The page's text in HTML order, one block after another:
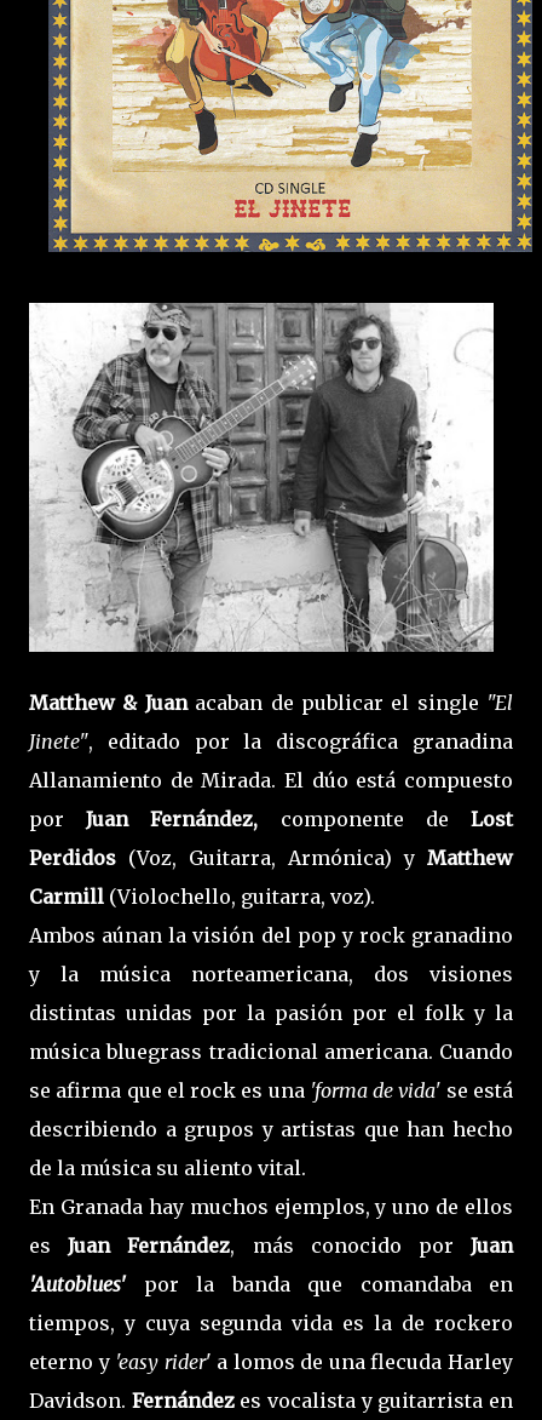
Matthew & Juanacaban de publicar el single "El
Jinete", editado por la discográfica granadina
Allanamiento de Mirada. El dúo está compuesto
por Juan Fernández, componente de Lost
Perdidos (Voz, Guitarra, Armónica) y Matthew
Carmill (Violochello, guitarra, voz).
Ambos aúnan la visión del pop y rock granadino
y la música norteamericana, dos visiones
distintas unidas por la pasión por el folk y la
música bluegrass tradicional americana. Cuando
se afirma que el rock es una 'forma de vida' se está
describiendo a grupos y artistas que han hecho
de la música su aliento vital.
En Granada hay muchos ejemplos, y uno de ellos
esJuan Fernández, más conocido porJuan
'Autoblues'por la banda que comandaba en
tiempos, y cuya segunda vida es la de rockero
eterno y 'easy rider' a lomos de una flecuda Harley
Davidson. Fernández es vocalista y guitarrista en